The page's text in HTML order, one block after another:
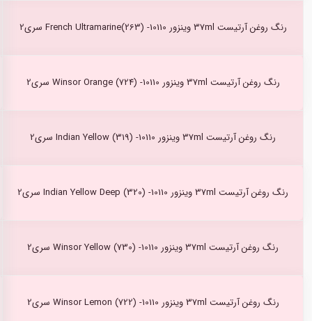
رنگ روغن آرتیست 37ml وینزور French Ultramarine(263) -10110 سری2
رنگ روغن آرتیست 37ml وینزور Winsor Orange (724) -10110 سری2
رنگ روغن آرتیست 37ml وینزور Indian Yellow (319) -10110 سری2
رنگ روغن آرتیست 37ml وینزور Indian Yellow Deep (320) -10110 سری2
رنگ روغن آرتیست 37ml وینزور Winsor Yellow (730) -10110 سری2
رنگ روغن آرتیست 37ml وینزور Winsor Lemon (722) -10110 سری2